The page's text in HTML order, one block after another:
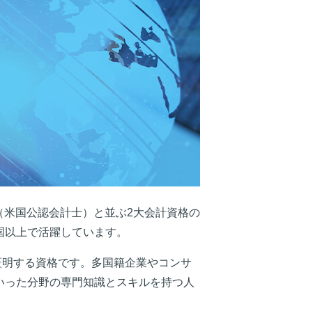
国公認会計士）と並ぶ2大会計資格の
上で活躍しています。
する資格です。多国籍企業やコンサ
た分野の専門知識とスキルを持つ人